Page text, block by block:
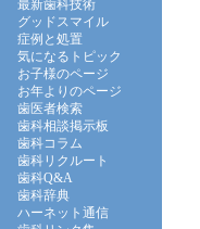
最新歯科技術
グッドスマイル
症例と処置
気になるトピック
お子様のページ
お年よりのページ
歯医者検索
歯科相談掲示板
歯科コラム
歯科リクルート
歯科Q&A
歯科辞典
ハーネット通信